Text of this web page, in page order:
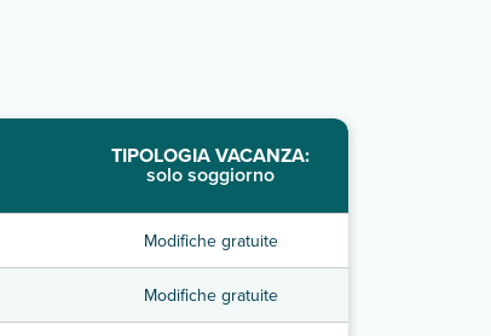
TIPOLOGIA VACANZA:
solo soggiorno
Modifiche gratuite
Modifiche gratuite